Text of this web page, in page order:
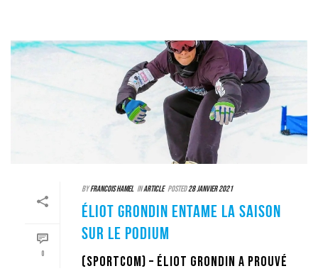
0
ByFrancois Hamel InArticle Posted28 janvier 2021
ÉLIOT GRONDIN ENTAME LA SAISON
SUR LE PODIUM
(Sportcom) – Éliot Grondin a prouvé